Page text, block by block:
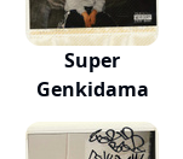
Super
Genkidama